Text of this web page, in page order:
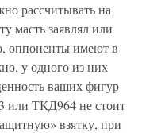
рассчитывать на
масть заявлял или
оппоненты имеют в
у одного из них
ваших фигур
или ТКД964 не стоит
взятку, при